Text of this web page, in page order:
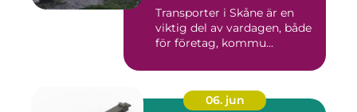
Transporter i Skåne är en
viktig del av vardagen, både
för företag, kommu...
06. jun